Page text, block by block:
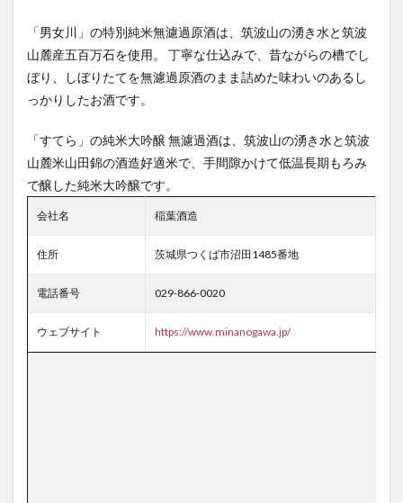
「男女川」の特別純米無濾過原酒は、筑波山の湧き水と筑波
山麓産五百万石を使用。 丁寧な仕込みで、昔ながらの槽でし
ぼり、しぼりたてを無濾過原酒のまま詰めた味わいのあるし
っかりしたお酒です。
「すてら」の純米大吟醸 無濾過酒は、筑波山の湧き水と筑波
山麓米山田錦の酒造好適米で、手間隙かけて低温長期もろみ
で醸した純米大吟醸です。
会社名 稲葉酒造
住所 茨城県つくば市沼田1485番地
電話番号 029-866-0020
ウェブサイト https://www.minanogawa.jp/